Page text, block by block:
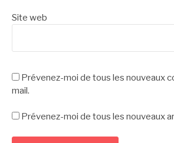
Site web
Prévenez-moi de tous les nouveaux
mail.
Prévenez-moi de tous les nouveaux